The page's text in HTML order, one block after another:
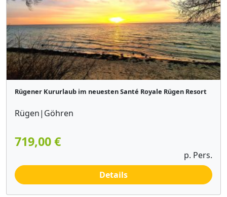
Rügener Kururlaub im neuesten Santé Royale Rügen Resort
Rügen|Göhren
719,00 €
p. Pers.
Details